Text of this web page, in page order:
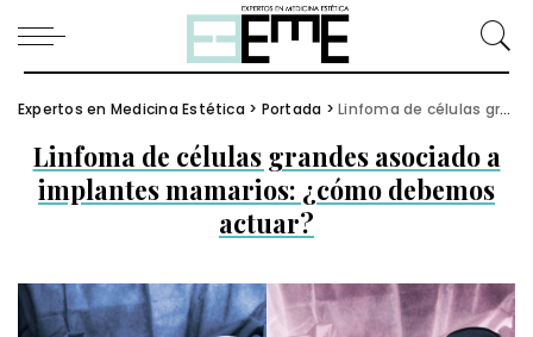
Expertos en Medicina Estética > Portada >Linfoma de células grandes asociado a implantes mamarios: ¿cómo debemos actuar?
Linfoma de células grandes asociado a
implantes mamarios: ¿cómo debemos
actuar?